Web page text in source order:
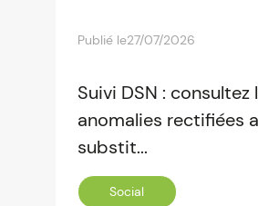
Publié le27/07/2026
Suivi DSN : consultez
anomalies rectifiées
substit...
Social